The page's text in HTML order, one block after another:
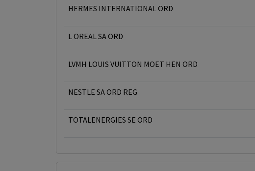
HERMES INTERNATIONAL ORD
L OREAL SA ORD
LVMH LOUIS VUITTON MOET HEN ORD
NESTLE SA ORD REG
TOTALENERGIES SE ORD